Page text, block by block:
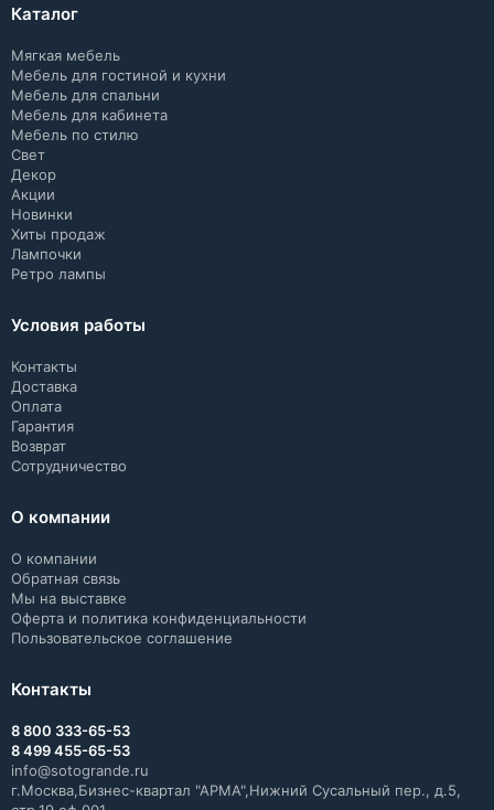
Каталог
Мягкая мебель
Мебель для гостиной и кухни
Мебель для спальни
Мебель для кабинета
Мебель по стилю
Свет
Декор
Акции
Новинки
Хиты продаж
Лампочки
Ретро лампы
Условия работы
Контакты
Доставка
Оплата
Гарантия
Возврат
Сотрудничество
О компании
О компании
Обратная связь
Мы на выставке
Оферта и политика конфиденциальности
Пользовательское соглашение
Контакты
8 800 333-65-53
8 499 455-65-53
info@sotogrande.ru
г.Москва,Бизнес-квартал "АРМА",Нижний Сусальный пер., д.5,